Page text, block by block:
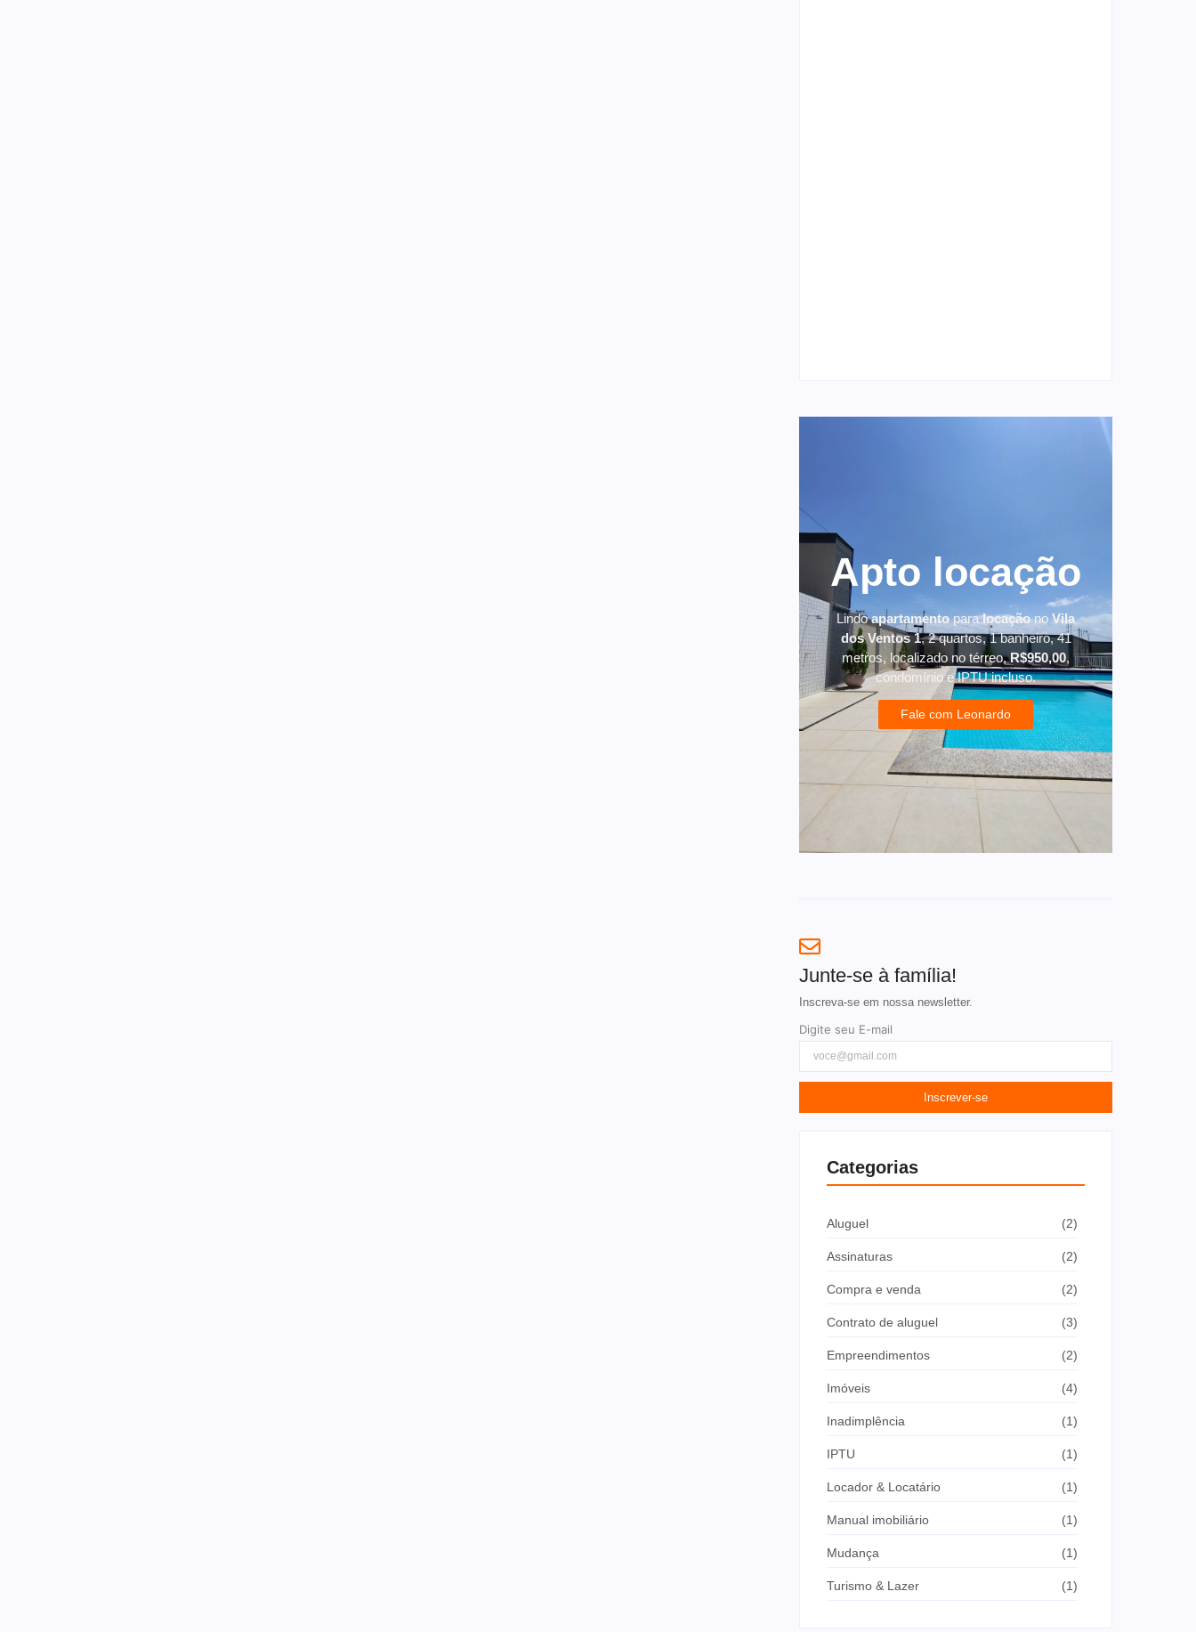
Apto locação
LindoapartamentoparalocaçãonoVila
dos Ventos 1, 2 quartos, 1 banheiro, 41
metros, localizado no térreo,R$950,00,
condomínio e IPTU incluso.
Fale com Leonardo
Junte-se à família!
Inscreva-se em nossa newsletter.
Digite seu E-mail
Inscrever-se
Categorias
Aluguel (2)
Assinaturas (2)
Compra e venda (2)
Contrato de aluguel (3)
Empreendimentos (2)
Imóveis (4)
Inadimplência (1)
IPTU (1)
Locador & Locatário (1)
Manual imobiliário (1)
Mudança (1)
Turismo & Lazer (1)